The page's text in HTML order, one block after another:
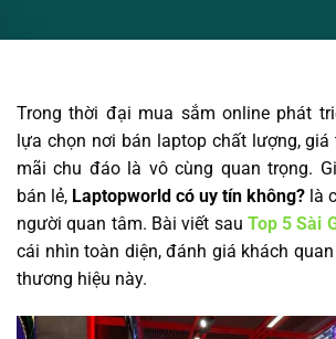
Trong thời đại mua sắm online phát
lựa chọn nơi bán laptop chất lượng,
mãi chu đáo là vô cùng quan trọng.
bán lẻ, Laptopworld có uy tín không? là
người quan tâm. Bài viết sau Top 5 Sài
cái nhìn toàn diện, đánh giá khách
thương hiệu này.